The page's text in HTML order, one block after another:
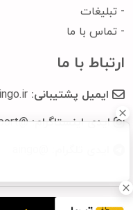
- تبلیغات
- تماس با ما
ارتباط با ما
ایمیل پشتیبانی:
ایدی اینستاگرام: @aingo.support